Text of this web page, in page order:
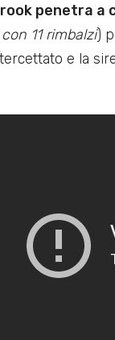
penetra a
11 rimbalzi)
e la